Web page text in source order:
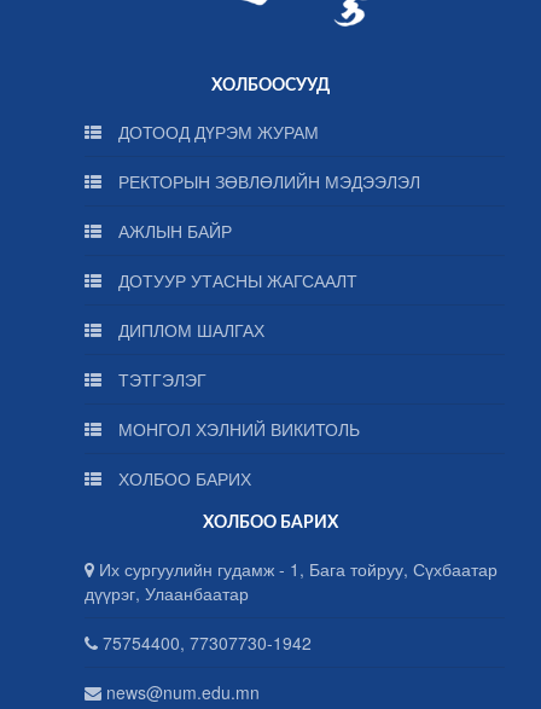
ХОЛБООСУУД
ДОТООД ДҮРЭМ ЖУРАМ
РЕКТОРЫН ЗӨВЛӨЛИЙН МЭДЭЭЛЭЛ
АЖЛЫН БАЙР
ДОТУУР УТАСНЫ ЖАГСААЛТ
ДИПЛОМ ШАЛГАХ
ТЭТГЭЛЭГ
МОНГОЛ ХЭЛНИЙ ВИКИТОЛЬ
ХОЛБОО БАРИХ
ХОЛБОО БАРИХ
Их сургуулийн гудамж - 1, Бага тойруу, Сүхбаатар
дүүрэг, Улаанбаатар
75754400, 77307730-1942
news@num.edu.mn